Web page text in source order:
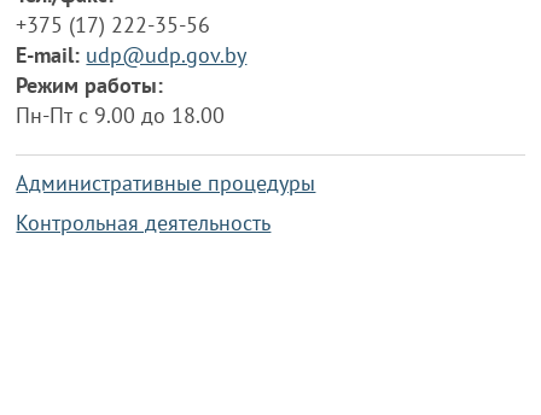
+375 (17) 222-35-56
E-mail: udp@udp.gov.by
Режим работы:
Пн-Пт с 9.00 до 18.00
Административные процедуры
Контрольная деятельность